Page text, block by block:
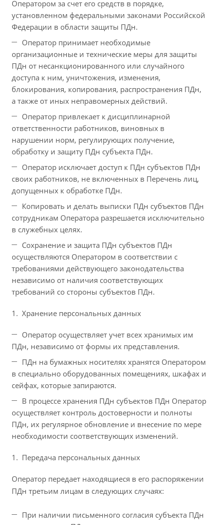
Оператором за счет его средств в порядке,
установленном федеральными законами Российской
Федерации в области защиты ПДн.
Оператор принимает необходимые
организационные и технические меры для защиты
ПДн от несанкционированного или случайного
доступа к ним, уничтожения, изменения,
блокирования, копирования, распространения ПДн,
а также от иных неправомерных действий.
Оператор привлекает к дисциплинарной
ответственности работников, виновных в
нарушении норм, регулирующих получение,
обработку и защиту ПДн субъекта ПДн.
Оператор исключает доступ к ПДн субъектов ПДн
своих работников, не включенных в Перечень лиц,
допущенных к обработке ПДн.
Копировать и делать выписки ПДн субъектов ПДн
сотрудникам Оператора разрешается исключительно
в служебных целях.
Сохранение и защита ПДн субъектов ПДн
осуществляются Оператором в соответствии с
требованиями действующего законодательства
независимо от наличия соответствующих
требований со стороны субъектов ПДн.
Хранение персональных данных
Оператор осуществляет учет всех хранимых им
ПДн, независимо от формы их представления.
ПДн на бумажных носителях хранятся Оператором
в специально оборудованных помещениях, шкафах и
сейфах, которые запираются.
В процессе хранения ПДн субъектов ПДн Оператор
осуществляет контроль достоверности и полноты
ПДн, их регулярное обновление и внесение по мере
необходимости соответствующих изменений.
Передача персональных данных
Оператор передает находящиеся в его распоряжении
ПДн третьим лицам в следующих случаях:
При наличии письменного согласия субъекта ПДн